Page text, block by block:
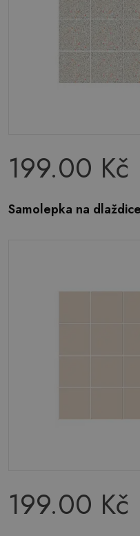
199.00 Kč
Samolepka na
199.00 Kč